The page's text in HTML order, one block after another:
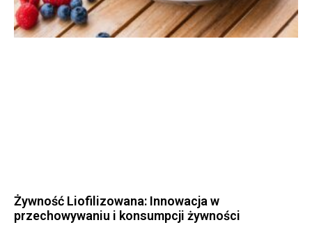
Żywność Liofilizowana: Innowacja w
przechowywaniu i konsumpcji żywności